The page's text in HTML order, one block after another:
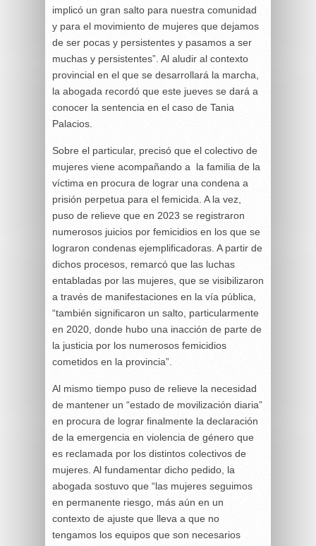
implicó un gran salto para nuestra comunidad
y para el movimiento de mujeres que dejamos
de ser pocas y persistentes y pasamos a ser
muchas y persistentes”. Al aludir al contexto
provincial en el que se desarrollará la marcha,
la abogada recordó que este jueves se dará a
conocer la sentencia en el caso de Tania
Palacios.
Sobre el particular, precisó que el colectivo de
mujeres viene acompañando a la familia de la
víctima en procura de lograr una condena a
prisión perpetua para el femicida. A la vez,
puso de relieve que en 2023 se registraron
numerosos juicios por femicidios en los que se
lograron condenas ejemplificadoras. A partir de
dichos procesos, remarcó que las luchas
entabladas por las mujeres, que se visibilizaron
a través de manifestaciones en la vía pública,
“también significaron un salto, particularmente
en 2020, donde hubo una inacción de parte de
la justicia por los numerosos femicidios
cometidos en la provincia”.
Al mismo tiempo puso de relieve la necesidad
de mantener un “estado de movilización diaria”
en procura de lograr finalmente la declaración
de la emergencia en violencia de género que
es reclamada por los distintos colectivos de
mujeres. Al fundamentar dicho pedido, la
abogada sostuvo que “las mujeres seguimos
en permanente riesgo, más aún en un
contexto de ajuste que lleva a que no
tengamos los equipos que son necesarios